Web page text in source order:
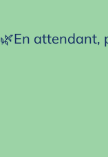
🌿En attendant,